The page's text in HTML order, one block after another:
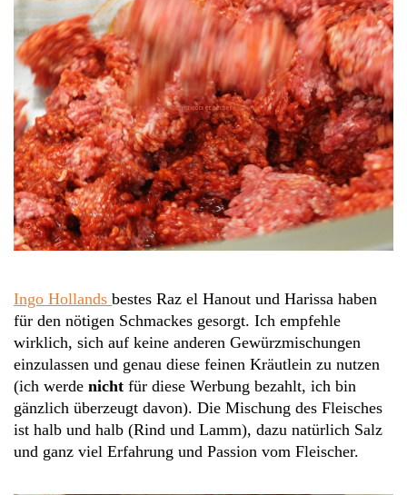
Ingo Hollands bestes Raz el Hanout und Harissa haben
für den nötigen Schmackes gesorgt. Ich empfehle
wirklich, sich auf keine anderen Gewürzmischungen
einzulassen und genau diese feinen Kräutlein zu nutzen
(ich werde nicht für diese Werbung bezahlt, ich bin
gänzlich überzeugt davon). Die Mischung des Fleisches
ist halb und halb (Rind und Lamm), dazu natürlich Salz
und ganz viel Erfahrung und Passion vom Fleischer.